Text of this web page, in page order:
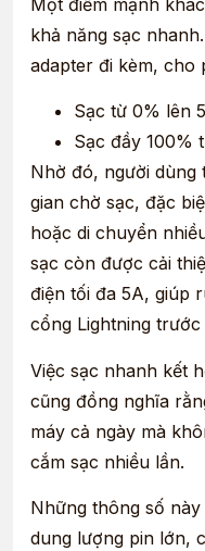
khả năng sạc
adapter đi kèm, cho
Sạc từ 0% lên
Sạc đầy 100%
Nhờ đó, người dùng
gian chờ sạc, đặc
hoặc di chuyển
sạc còn được cải
điện tối đa 5A, giúp
cổng Lightning trước
Việc sạc nhanh kết
cũng đồng nghĩa
máy cả ngày mà
cắm sạc nhiều lần.
Những thông số
dung lượng pin lớn,